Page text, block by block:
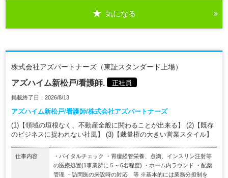
気になる
株式会社アズパートナーズ（東証スタンダード上場）
アズハイム新松戸/看護師. 正社員
掲載終了日：2026/8/13
アズハイム新松戸/看護師/株式会社アズパートナーズ
(1)【領域の垣根なく、不動産全般に関わることが出来る】 (2)【既存
のビジネスに捉われない社風】 (3)【裁量権の大きい営業スタイル】
仕事内容
・バイタルチェック ・胃瘻経管栄養、点滴、インスリン注射等
の医療処置(1事業所に５～6名程度) ・ホーム内ラウンド ・配薬
管理 ・訪問医の来設時の対応 等 ※基本的には業務分担制を